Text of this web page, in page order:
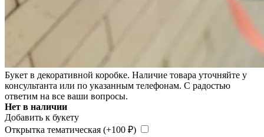
Букет в декоративной коробке. Наличие товара уточняйте у
консультанта или по указанным телефонам. С радостью
ответим на все ваши вопросы.
Нет в наличии
Добавить к букету
Открытка тематическая (+100 ₽)